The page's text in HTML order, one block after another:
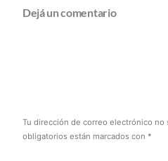
Dejá un comentario
Tu dirección de correo electrónico no
obligatorios están marcados con *